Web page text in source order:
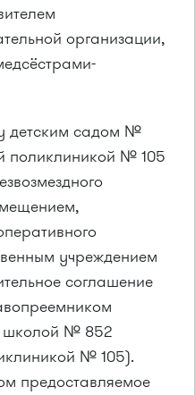
организации,
детским садом №
поликлиникой № 105
учреждением
соглашение
школой № 852
№ 105).
предоставляемое